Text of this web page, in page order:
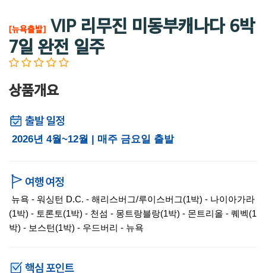
[뉴욕출발] VIP 리무진 미동부캐나다 6박
7일 완전 일주
상품개요
2026년 4월~12월 | 매주 금요일 출발
뉴욕 - 워싱턴 D.C. - 해리스버그/루이스버그(1박) - 나이아가라
(1박) - 토론토(1박) - 천섬 - 몽트랑블랑(1박) - 몬트리올 - 퀘벡(1
박) - 보스턴(1박) - 우드버리 - 뉴욕